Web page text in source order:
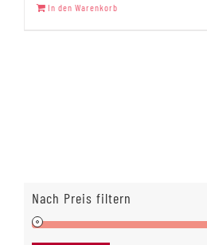
In den Warenkorb
Nach Preis filtern